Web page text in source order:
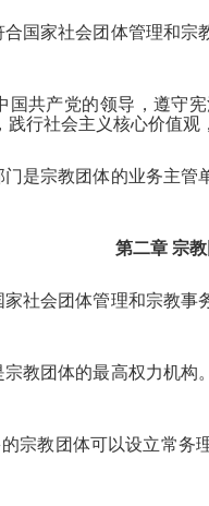
国家社会团体管理和
国共产党的领导，遵守
践行社会主义核心价值
是宗教团体的业务主
第二章 宗
社会团体管理和宗教
教团体的最高权力机
宗教团体可以设立常务